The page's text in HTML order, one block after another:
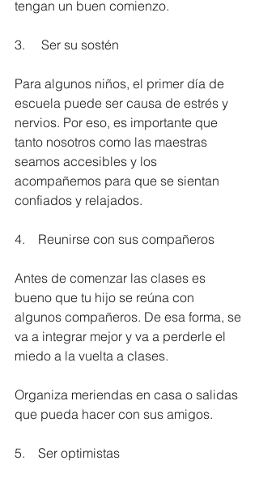
tengan un buen comienzo.
3.     Ser su sostén
Para algunos niños, el primer día de
escuela puede ser causa de estrés y
nervios. Por eso, es importante que
tanto nosotros como las maestras
seamos accesibles y los
acompañemos para que se sientan
confiados y relajados.
4.    Reunirse con sus compañeros
Antes de comenzar las clases es
bueno que tu hijo se reúna con
algunos compañeros. De esa forma, se
va a integrar mejor y va a perderle el
miedo a la vuelta a clases.
Organiza meriendas en casa o salidas
que pueda hacer con sus amigos.
5.    Ser optimistas